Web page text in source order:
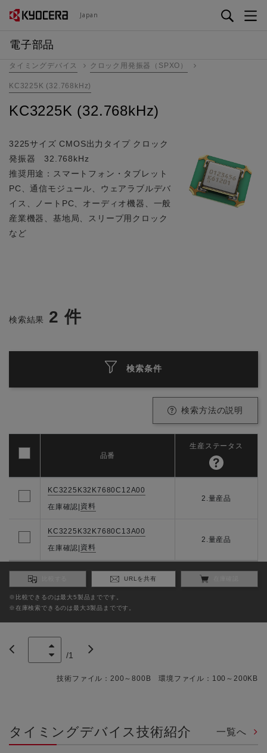
Japan
電子部品
タイミングデバイス クロック用発振器（SPXO）
KC3225K (32.768kHz)
KC3225K (32.768kHz)
3225サイズ CMOS出力タイプ クロック
発振器 32.768kHz
推奨用途：スマートフォン・タブレット
PC、通信モジュール、ウェアラブルデバ
イス、ノートPC、オーディオ機器、一般
産業機器、基地局、スリープ用クロック
など
検索結果 2 件
検索条件
検索方法の説明
KC3225K32K7680C12A00
在庫確認| 資料
2.量産品
KC3225K32K7680C13A00
在庫確認| 資料
2.量産品
品番
生産ステータス
URLを共有
※比較できるのは最大5製品までです。
※在庫検索できるのは最大3製品までです。
/1
技術ファイル：200～800B 環境ファイル：100～200KB
タイミングデバイス技術紹介 一覧へ